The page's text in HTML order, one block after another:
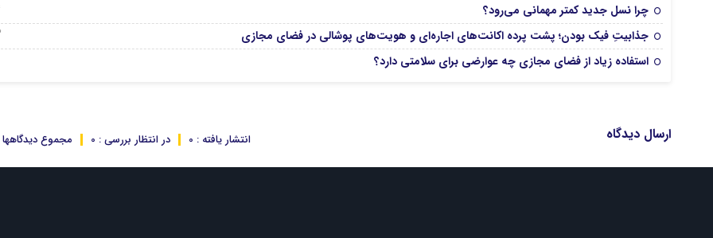
چرا نسل جدید کمتر مهمانی می‌رود؟
جذابیتِ فیک بودن؛ پشت پرده اکانت‌های اجاره‌ای و هویت‌های پوشالی در فضای مجازی
استفاده زیاد از فضای مجازی چه عوارضی برای سلامتی دارد؟
ارسال دیدگاه مجموع دیدگاهها : در انتظار بررسی : 0 انتشار یافته : 0